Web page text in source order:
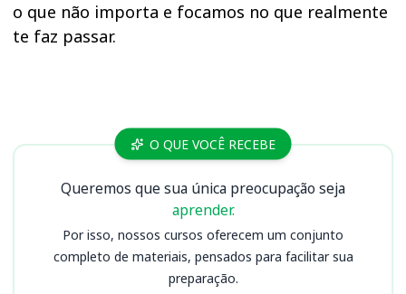
o que não importa e focamos no que realmente
te faz passar.
Cursos O QUE VOCÊ RECEBE
Queremos que sua única preocupação seja
aprender.
Por isso, nossos cursos oferecem um conjunto
completo de materiais, pensados para facilitar sua
preparação.